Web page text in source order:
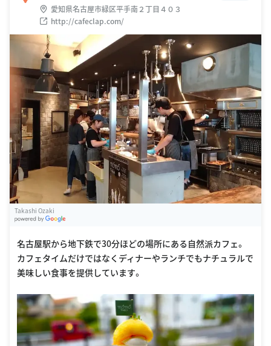
愛知県名古屋市緑区平手南２丁目４０３
http://cafeclap.com/
Takashi Ozaki
名古屋駅から地下鉄で30分ほどの場所にある自然派カフェ。
カフェタイムだけではなくディナーやランチでもナチュラルで
美味しい食事を提供しています。